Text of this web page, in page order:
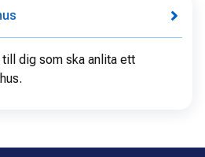
dig som ska anlita ett